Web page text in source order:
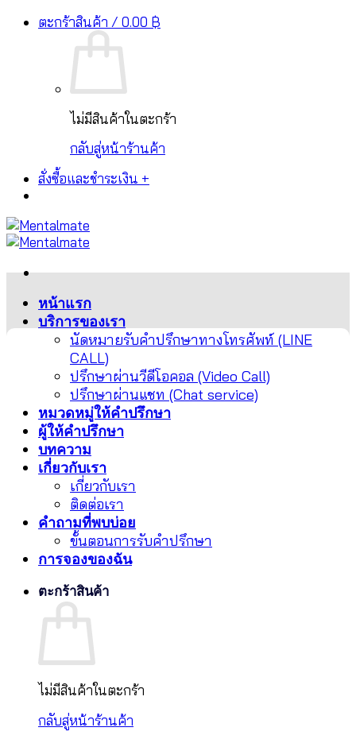
Skip
ตะกร้าสินค้า / 0.00 ฿
ไม่มีสินค้าในตะกร้า
กลับสู่หน้าร้านค้า
สั่งซื้อและชำระเงิน +
หน้าแรก
บริการของเรา
นัดหมายรับคำปรึกษาทางโทรศัพท์ (LINE
CALL)
ปรึกษาผ่านวีดีโอคอล (Video Call)
ปรึกษาผ่านแชท (Chat service)
หมวดหมู่ให้คำปรึกษา
ผู้ให้คำปรึกษา
บทความ
เกี่ยวกับเรา
เกี่ยวกับเรา
ติดต่อเรา
คำถามที่พบบ่อย
ขั้นตอนการรับคำปรึกษา
การจองของฉัน
ตะกร้าสินค้า
ไม่มีสินค้าในตะกร้า
กลับสู่หน้าร้านค้า
ระบบชำระเงินรองรับ PromptPay, บัตรเครดิต และ
ช่องทางอื่นๆ